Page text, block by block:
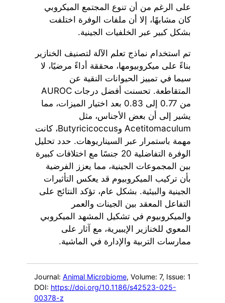
على الرغم من أن تنوع المجتمع الميكروبي
كان مشابهًا، إلا أن ملفات الوفرة اختلفت
بشكل كبير عبر الخلفيات الجينية.
تم استخدام نماذج تعلم الآلة لتصنيف الخنازير
بناءً على ميكروبيومها، محققة أداءً مرضيًا، لا
سيما في تمييز الحيوانات النقية عن
المتقاطعة. تحسنت أفضل درجات AUROC
من 0.77 إلى 0.83 بعد اختيار الميزات، مما
يشير إلى أن بعض الأجناس، مثل
Acetitomaculum وButyricicoccus، كانت
مهمة باستمرار عبر السيناريوهات. حدد تحليل
الوفرة التفاضلية 20 جنسًا مع اختلافات كبيرة
بين المجموعات الجينية، مما يعزز الفرضية
بأن تركيب الميكروبيوم قد يعكس التأثيرات
الجينية والبيئية. بشكل عام، تؤكد النتائج على
التفاعل المعقد بين الجينات والعمر
والميكروبيوم في تشكيل المشهد الميكروبي
المعوي للخنازير الإيبيرية، مع آثار على
ممارسات التربية والإدارة في الماشية.
Journal: Animal Microbiome, Volume: 7, Issue: 1
DOI: https://doi.org/10.1186/s42523-025-
00378-z